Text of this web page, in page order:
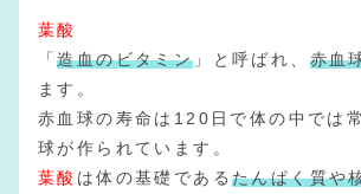
葉酸
「造血のビタミン 」と呼ばれ、 赤血
ます。
赤血球の寿命は120日で体の中では
球が作られています。
葉酸 は体の基礎であるたんぱく質や